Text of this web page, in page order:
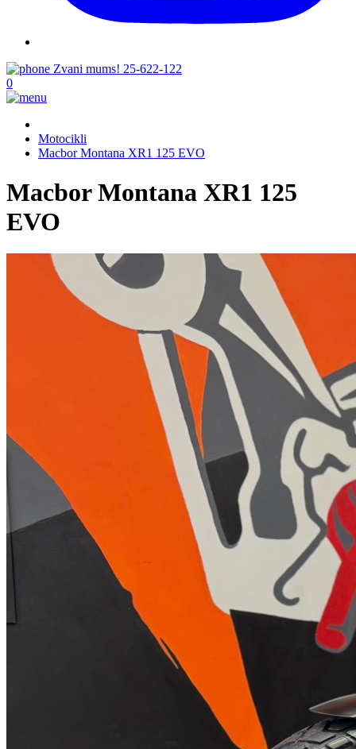
Zvani mums! 25-622-122
0
Motocikli
Macbor Montana XR1 125 EVO
Macbor Montana XR1 125
EVO